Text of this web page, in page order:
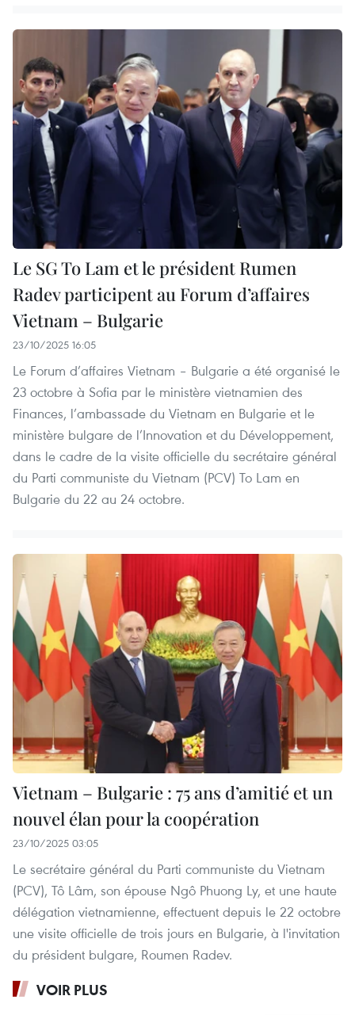
Le SG To Lam et le président Rumen
Radev participent au Forum d’affaires
Vietnam – Bulgarie
23/10/2025 16:05
Le Forum d’affaires Vietnam – Bulgarie a été organisé le
23 octobre à Sofia par le ministère vietnamien des
Finances, l’ambassade du Vietnam en Bulgarie et le
ministère bulgare de l’Innovation et du Développement,
dans le cadre de la visite officielle du secrétaire général
du Parti communiste du Vietnam (PCV) To Lam en
Bulgarie du 22 au 24 octobre.
Vietnam – Bulgarie : 75 ans d’amitié et un
nouvel élan pour la coopération
23/10/2025 03:05
Le secrétaire général du Parti communiste du Vietnam
(PCV), Tô Lâm, son épouse Ngô Phuong Ly, et une haute
délégation vietnamienne, effectuent depuis le 22 octobre
une visite officielle de trois jours en Bulgarie, à l'invitation
du président bulgare, Roumen Radev.
VOIR PLUS